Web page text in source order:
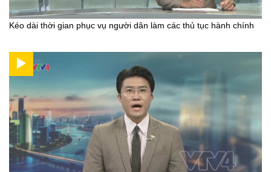
Kéo dài thời gian phục vụ người dân làm các thủ tục hành chính